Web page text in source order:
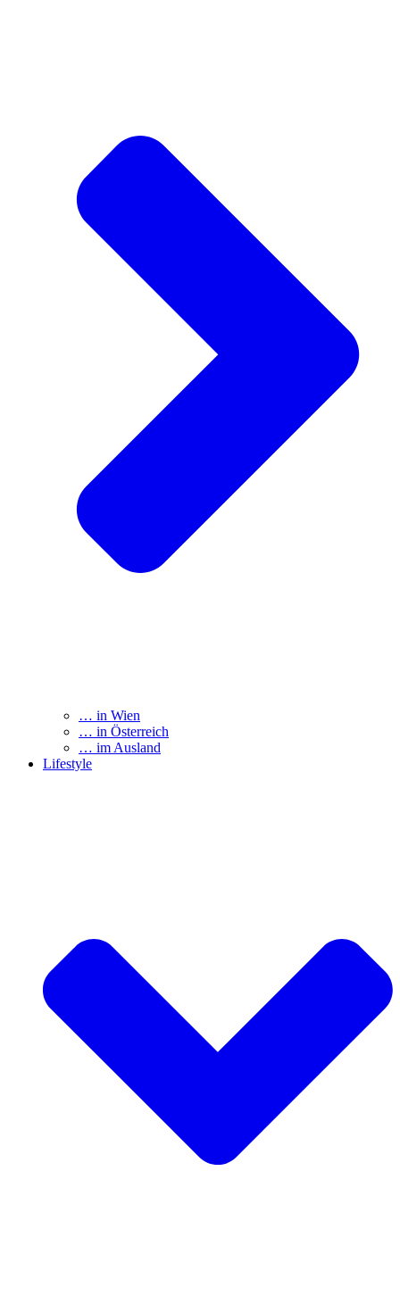
… in Wien
… in Österreich
… im Ausland
Lifestyle